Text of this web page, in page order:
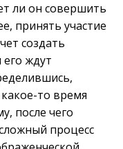
ли он совершить
принять участие
создать
ждут
то время
после чего
процесс